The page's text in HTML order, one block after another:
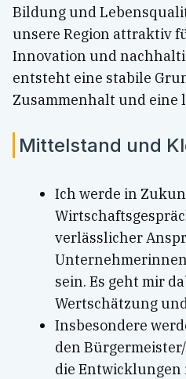
Bildung und
unsere Region attraktiv
Innovation und
entsteht eine stabile
Zusammenhalt und eine
Mittelstand und
Ich werde in
verlässlicher
sein. Es geht mir
Wertschätzung
Insbesondere
den
die